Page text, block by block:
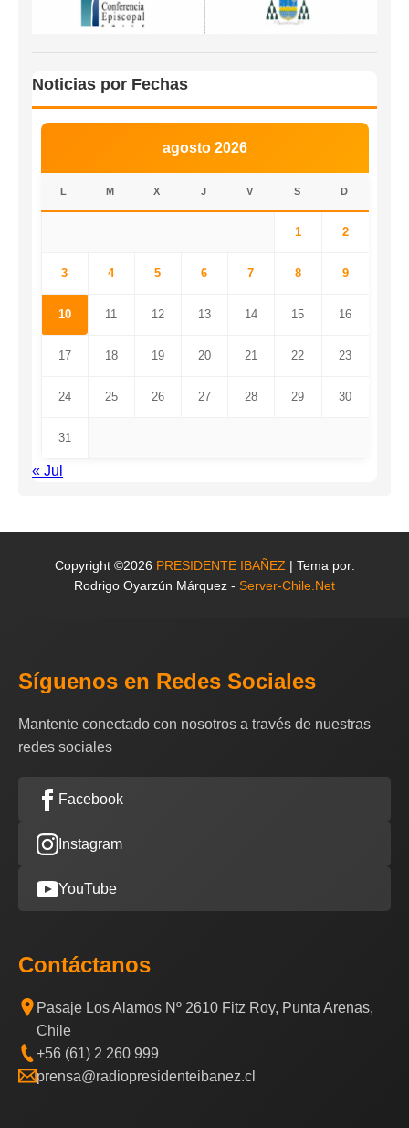
Noticias por Fechas
agosto 2026
L M X J V S D
1 2
3 4 5 6 7 8 9
10 11 12 13 14 15 16
17 18 19 20 21 22 23
24 25 26 27 28 29 30
31
« Jul
Copyright ©2026 PRESIDENTE IBAÑEZ | Tema por:
Rodrigo Oyarzún Márquez - Server-Chile.Net
Síguenos en Redes Sociales
Mantente conectado con nosotros a través de nuestras
redes sociales
Facebook
Instagram
YouTube
Contáctanos
Pasaje Los Alamos Nº 2610 Fitz Roy, Punta Arenas,
Chile
+56 (61) 2 260 999
prensa@radiopresidenteibanez.cl